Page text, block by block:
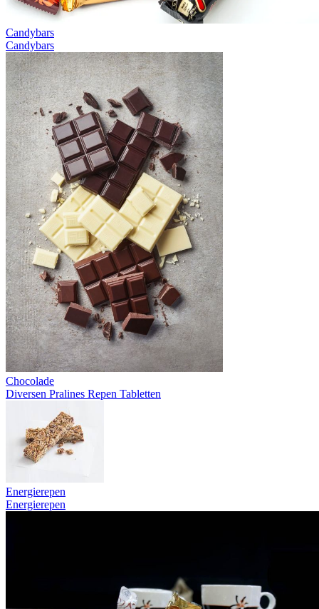
Candybars
Candybars
Chocolade
Diversen Pralines Repen Tabletten
Energierepen
Energierepen